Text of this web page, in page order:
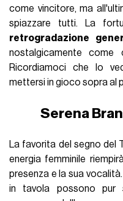
come vincitore, ma
spiazzare tutti. La
retrogradazione
nostalgicamente come
Ricordiamoci che lo
mettersi in gioco sopra al
Serena
La favorita del segno del
energia femminile
presenza e la sua
in tavola possono pur